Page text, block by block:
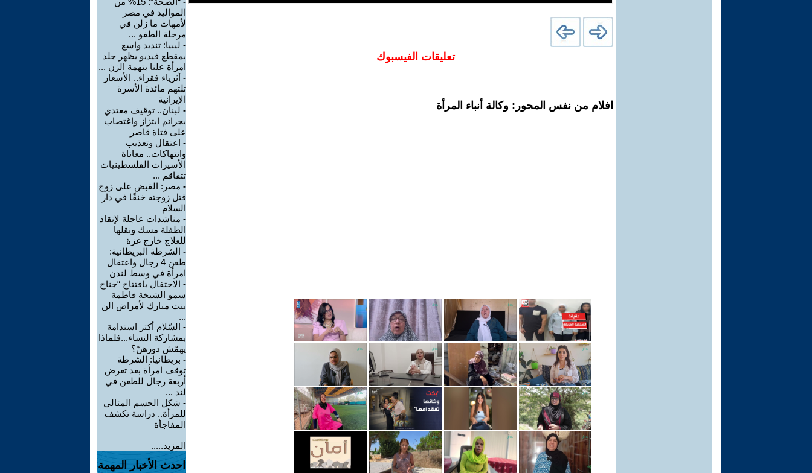
تعليقات الفيسبوك
افلام من نفس المحور: وكالة أنباء المرأة
المواليد في مصر
لأمهات ما زلن في
مرحلة الطفو ...
- ليبيا: تنديد واسع
بمقطع فيديو يظهر جلد
امرأة علنا بتهمة الزن ...
- أثرياء فقراء.. الأسعار
تلتهم مائدة الأسرة
الإيرانية
- لبنان.. توقيف معتدي
بجرائم ابتزاز واغتصاب
على فتاة قاصر
- اعتقال وتعذيب
وانتهاكات.. معاناة
الأسيرات الفلسطينيات
تتفاقم ...
- مصر: القبض على زوج
قتل زوجته خنقًا في دار
السلام
- مناشدات عاجلة لإنقاذ
الطفلة مسك ونقلها
للعلاج خارج غزة
- الشرطة البريطانية:
طعن 4 رجال واعتقال
امرأة في وسط لندن
- الاحتفال بافتتاح “جناح
سمو الشيخة فاطمة
بنت مبارك لأمراض الن
...
- السّلام أكثر استدامة
بمشاركة النساء...فلماذا
يهمّش دورهنّ؟
- بريطانيا: الشرطة
توقف امرأة بعد تعرض
أربعة رجال للطعن في
لند ...
- شكل الجسم المثالي
للمرأة.. دراسة تكشف
المفاجأة
المزيد.....
احدث الأخبار المهمة